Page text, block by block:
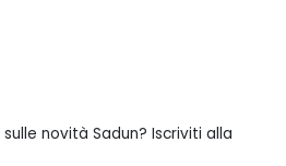
novità Sadun? Iscriviti alla